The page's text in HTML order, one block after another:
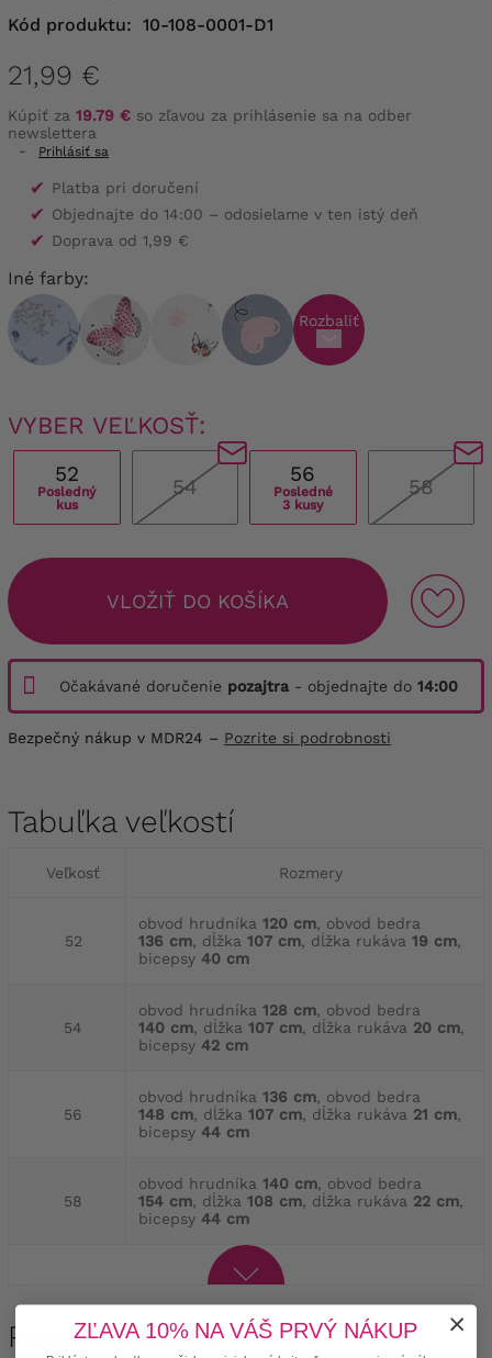
Kód produktu: 10-108-0001-D1
21,99 €
Kúpiť za 19.79 € so zľavou za prihlásenie sa na odber
newslettera
-
Prihlásiť sa
✔ Platba pri doručení
✔ Objednajte do 14:00 – odosielame v ten istý deň
✔ Doprava od 1,99 €
Iné farby:
Rozbaliť
VYBER VEĽKOSŤ:
52
Posledný
kus
54
56
Posledné
3 kusy
58
VLOŽIŤ DO KOŠÍKA
Očakávané doručenie pozajtra - objednajte do 14:00
Bezpečný nákup v MDR24 – Pozrite si podrobnosti
Tabuľka veľkostí
Veľkosť Rozmery
52
obvod hrudníka 120 cm, obvod bedra
136 cm, dĺžka 107 cm, dĺžka rukáva 19 cm,
bicepsy 40 cm
54
obvod hrudníka 128 cm, obvod bedra
140 cm, dĺžka 107 cm, dĺžka rukáva 20 cm,
bicepsy 42 cm
56
obvod hrudníka 136 cm, obvod bedra
148 cm, dĺžka 107 cm, dĺžka rukáva 21 cm,
bicepsy 44 cm
58
obvod hrudníka 140 cm, obvod bedra
154 cm, dĺžka 108 cm, dĺžka rukáva 22 cm,
bicepsy 44 cm
Popis produktu
ZĽAVA 10% NA VÁŠ PRVÝ NÁKUP